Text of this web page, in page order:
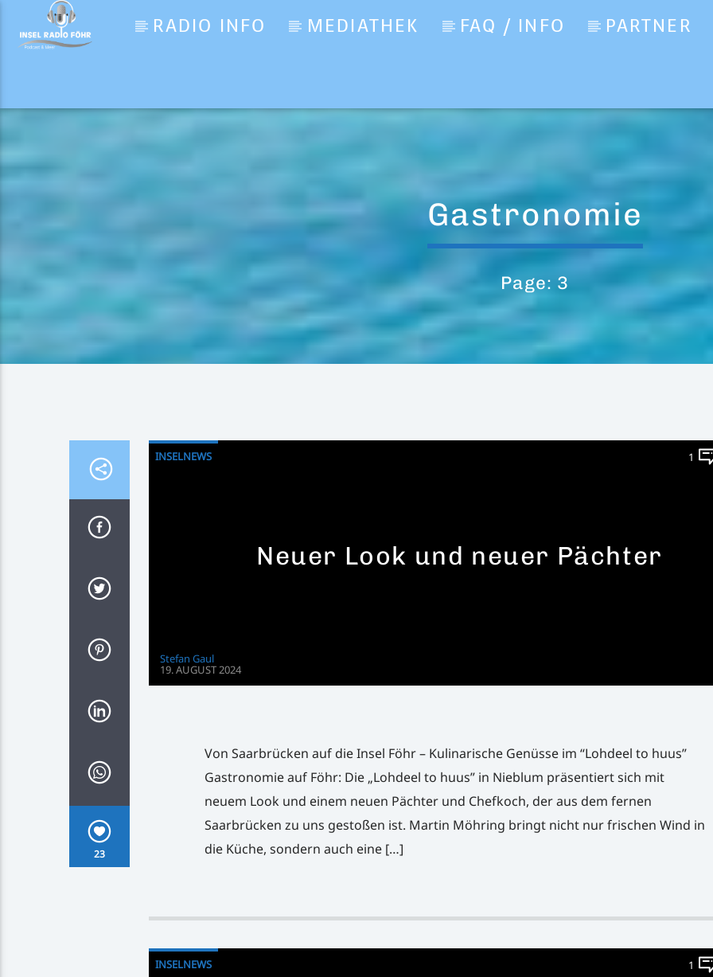
RADIO INFO MEDIATHEK FAQ / INFO PARTNER
Gastronomie
Page: 3
23
INSELNEWS 1
Neuer Look und neuer Pächter
Stefan Gaul
19. AUGUST 2024
Von Saarbrücken auf die Insel Föhr – Kulinarische Genüsse im “Lohdeel to huus”
Gastronomie auf Föhr: Die „Lohdeel to huus” in Nieblum präsentiert sich mit
neuem Look und einem neuen Pächter und Chefkoch, der aus dem fernen
Saarbrücken zu uns gestoßen ist. Martin Möhring bringt nicht nur frischen Wind in
die Küche, sondern auch eine […]
INSELNEWS 1